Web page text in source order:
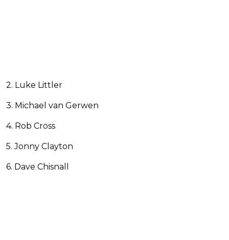
2. Luke Littler
3. Michael van Gerwen
4. Rob Cross
5. Jonny Clayton
6. Dave Chisnall